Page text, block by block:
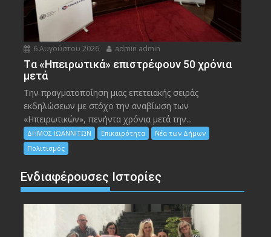
6 Αυγούστου 2026 admin admin
Tα «Ηπειρωτικά» επιστρέφουν 50 χρόνια
μετά
Την πραγματοποίηση μιας επετειακής σειράς
εκδηλώσεων με στόχο την αναβίωση των
«Ηπειρωτικών», πενήντα χρόνια μετά την...
ΔΗΜΟΣ ΙΩΑΝΝΙΤΩΝ Επικαιρότητα
Νέα των Δήμων
Πολιτισμός
Ενδιαφέρουσες Ιστορίες